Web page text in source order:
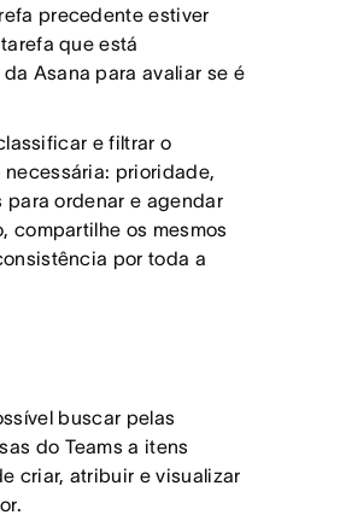
precedente estiver
que está
Asana para avaliar se é
e filtrar o
prioridade,
para ordenar e agendar
compartilhe os mesmos
por toda a
buscar pelas
do Teams a itens
criar, atribuir e visualizar